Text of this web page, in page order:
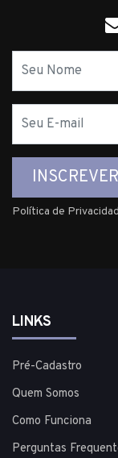
mail
INSCREVER
Política de
LINKS
Pré-Cadastro
Quem Somos
Como Funciona
Perguntas